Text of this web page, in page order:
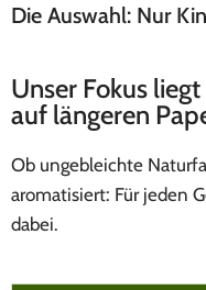
Die Auswahl: Nur
Unser Fokus
auf längeren
Ob ungebleichte
aromatisiert: Für jeden
dabei.